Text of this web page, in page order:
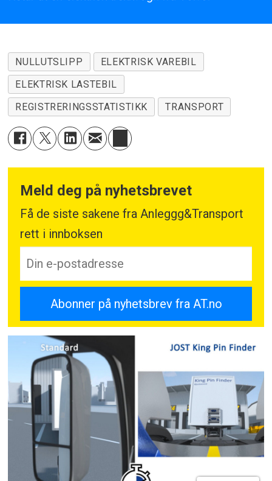
NULLUTSLIPP
ELEKTRISK VAREBIL
ELEKTRISK LASTEBIL
REGISTRERINGSSTATISTIKK
TRANSPORT
Meld deg på nyhetsbrevet
Få de siste sakene fra Anleggg&Transport
rett i innboksen